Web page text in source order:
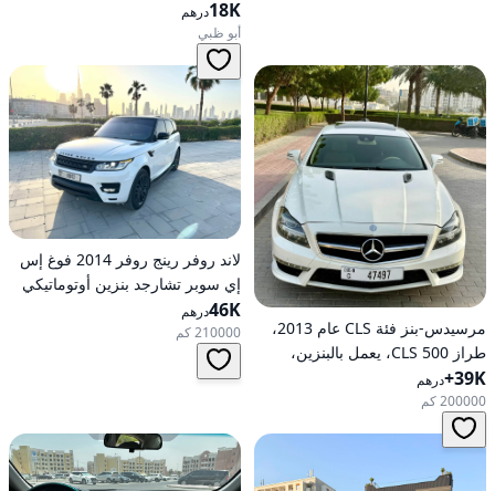
18Kدرهم
أبو ظبي
مرسيدس-بنز فئة CLS عام 2013،
طراز CLS 500، يعمل بالبنزين،
أوتوماتيكي، دفع خلفي
39K+ درهم
200000 كم
لاند روفر رينج روفر 2014 فوغ إس
إي سوبر تشارجد بنزين أوتوماتيكي
بدفع كلي للعجلات
46Kدرهم
210000 كم